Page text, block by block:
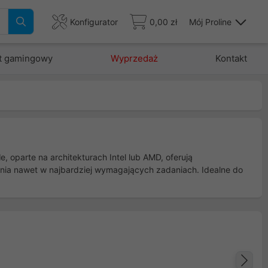
Konfigurator 0,00 zł Mój Proline
gamingowy Wyprzedaż Kontakt
oparte na architekturach Intel lub AMD, oferują
nawet w najbardziej wymagających zadaniach. Idealne do